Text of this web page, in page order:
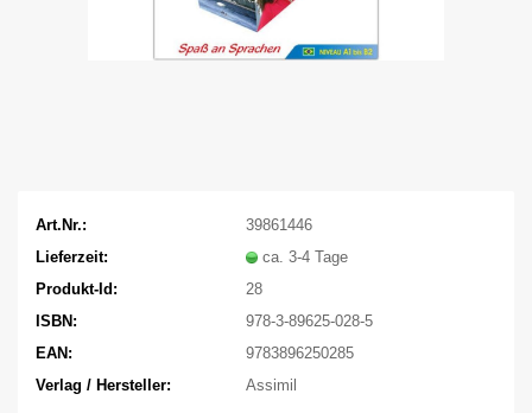
Art.Nr.:
39861446
Lieferzeit:
ca. 3-4 Tage
Produkt-Id:
28
ISBN:
978-3-89625-028-5
EAN:
9783896250285
Verlag / Hersteller:
Assimil